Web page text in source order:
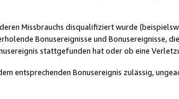
Missbrauchs disqualifiziert wurde
Bonusereignisse und Bonusereignisse,
stattgefunden hat oder ob eine
entsprechenden Bonusereignis zulässig,